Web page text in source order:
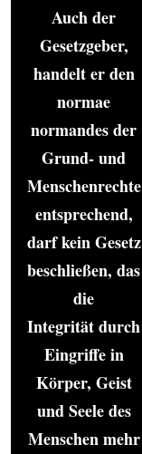
Auch der
Gesetzgeber,
handelt er den
normae
normandes der
Grund- und
Menschenrechte
entsprechend,
darf kein Gesetz
beschließen, das
die
Integrität durch
Eingriffe in
Körper, Geist
und Seele des
Menschen mehr